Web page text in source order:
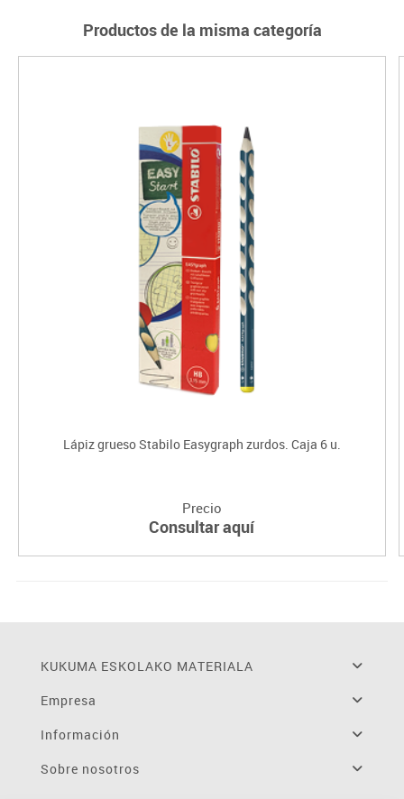
Productos de la misma categoría
Lápiz grueso Stabilo Easygraph zurdos. Caja 6 u.
Precio
Consultar aquí
KUKUMA ESKOLAKO MATERIALA
Empresa
Información
Sobre nosotros